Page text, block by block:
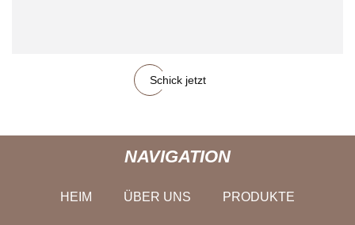
Schick jetzt
NAVIGATION
HEIM ÜBER UNS PRODUKTE